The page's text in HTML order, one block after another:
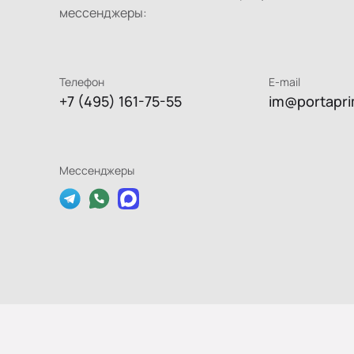
мессенджеры:
Телефон
+7 (495) 161-75-55
E-mail
Мессенджеры